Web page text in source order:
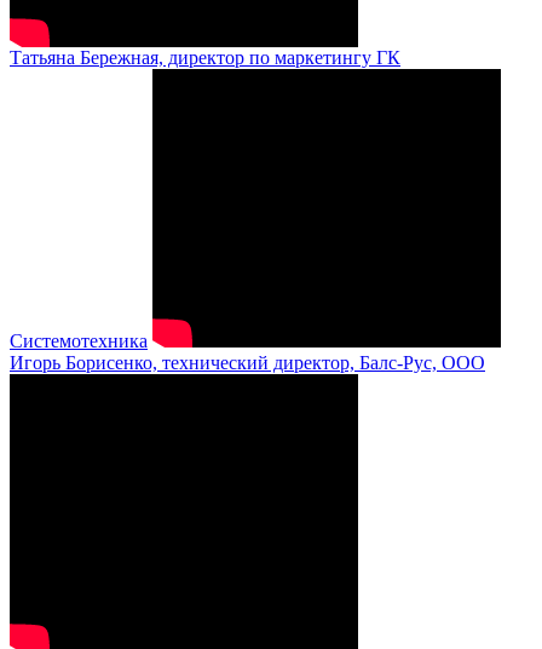
Татьяна Бережная, директор по маркетингу ГК
Системотехника
Игорь Борисенко, технический директор, Балс-Рус, ООО